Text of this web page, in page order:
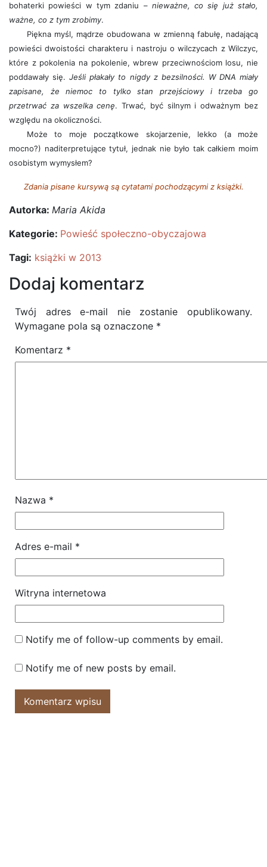
bohaterki powieści w tym zdaniu – nieważne, co się już stało,
ważne, co z tym zrobimy.
Piękna myśl, mądrze obudowana w zmienną fabułę, nadającą
powieści dwoistości charakteru i nastroju o wilczycach z Wilczyc,
które z pokolenia na pokolenie, wbrew przeciwnościom losu, nie
poddawały się.Jeśli płakały to nigdy z bezsilności. W DNA miały
zapisane, że niemoc to tylko stan przejściowy i trzeba go
przetrwać za wszelka cenę. Trwać, być silnym i odważnym bez
względu na okoliczności.
Może to moje początkowe skojarzenie, lekko (a może
mocno?) naditerpretujące tytuł, jednak nie było tak całkiem moim
osobistym wymysłem?
Zdania pisane kursywą są cytatami pochodzącymi z książki.
Autorka: Maria Akida
Kategorie: Powieść społeczno-obyczajowa
Tagi: książki w 2013
Dodaj komentarz
Twój adres e-mail nie zostanie opublikowany.
Wymagane pola są oznaczone *
Komentarz *
Nazwa *
Adres e-mail *
Witryna internetowa
Notify me of follow-up comments by email.
Notify me of new posts by email.